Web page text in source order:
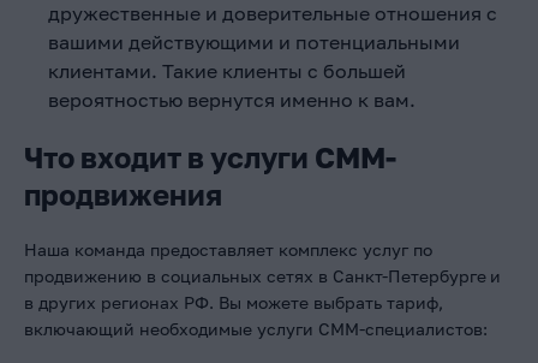
дружественные и доверительные отношения с
вашими действующими и потенциальными
клиентами. Такие клиенты с большей
вероятностью вернутся именно к вам.
Что входит в услуги СММ-
продвижения
Наша команда предоставляет комплекс услуг по
продвижению в социальных сетях в Санкт-Петербурге и
в других регионах РФ. Вы можете выбрать тариф,
включающий необходимые услуги СММ-специалистов: